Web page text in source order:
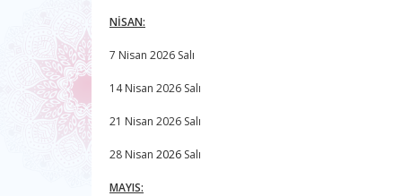
NİSAN:
7 Nisan 2026 Salı
14 Nisan 2026 Salı
21 Nisan 2026 Salı
28 Nisan 2026 Salı
MAYIS: